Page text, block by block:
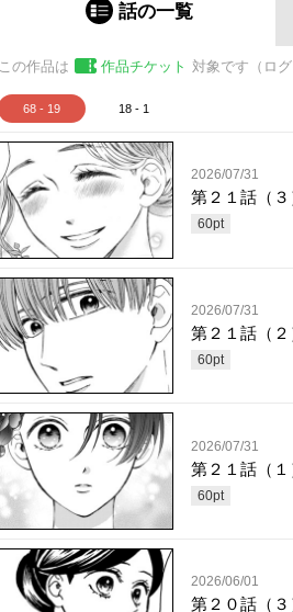
話の一覧
この作品は 作品チケット 対象です（ロ
68 - 19 18 - 1
2026/07/31
第２１話（３
60pt
2026/07/31
第２１話（２
60pt
2026/07/31
第２１話（１
60pt
2026/06/01
第２０話（３